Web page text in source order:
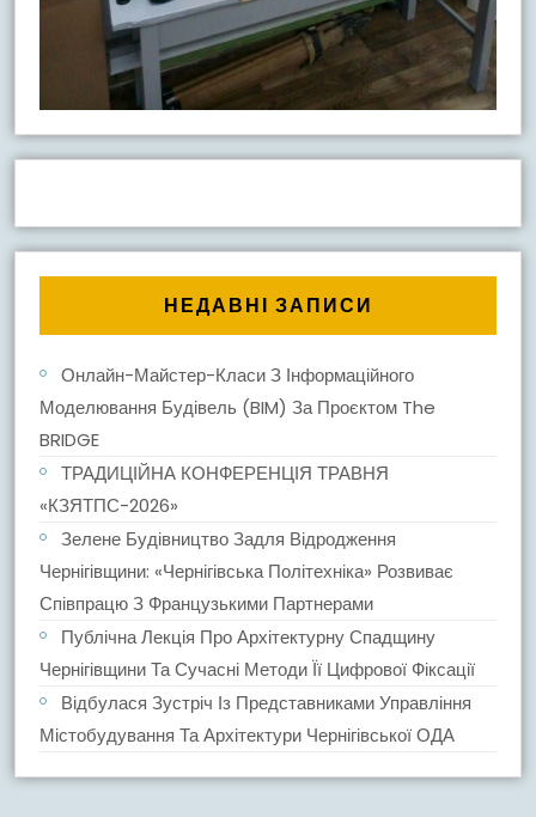
НЕДАВНІ ЗАПИСИ
Онлайн-Майстер-Класи З Інформаційного
Моделювання Будівель (BIM) За Проєктом The
BRIDGE
ТРАДИЦІЙНА КОНФЕРЕНЦІЯ ТРАВНЯ
«КЗЯТПС-2026»
Зелене Будівництво Задля Відродження
Чернігівщини: «Чернігівська Політехніка» Розвиває
Співпрацю З Французькими Партнерами
Публічна Лекція Про Архітектурну Спадщину
Чернігівщини Та Сучасні Методи Її Цифрової Фіксації
Відбулася Зустріч Із Представниками Управління
Містобудування Та Архітектури Чернігівської ОДА